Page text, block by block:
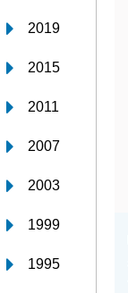
2019
2015
2011
2007
2003
1999
1995